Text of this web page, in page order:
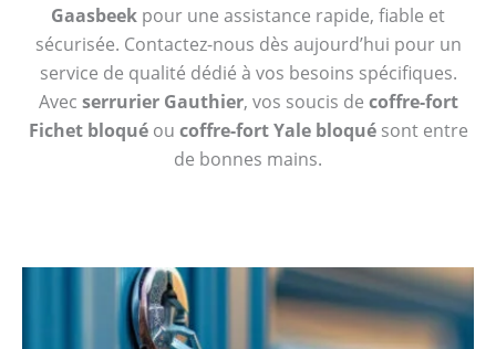
Gaasbeek pour une assistance rapide, fiable et
sécurisée. Contactez-nous dès aujourd’hui pour un
service de qualité dédié à vos besoins spécifiques.
Avec serrurier Gauthier, vos soucis de coffre-fort
Fichet bloquéou coffre-fort Yale bloquésont entre
de bonnes mains.